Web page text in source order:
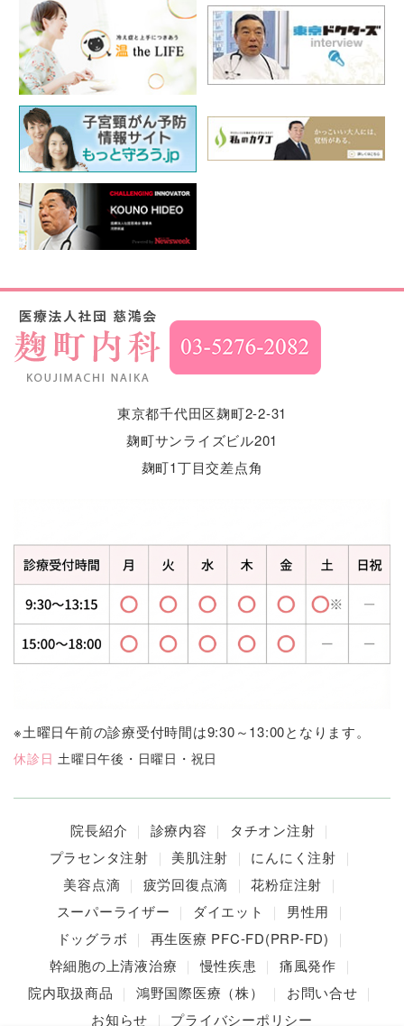
東京都千代田区麹町2-2-31
麹町サンライズビル201
麹町1丁目交差点角
※土曜日午前の診療受付時間は9:30～13:00となります。
休診日 土曜日午後・日曜日・祝日
院長紹介 診療内容
タチオン注射
プラセンタ注射
美肌注射
にんにく注射
美容点滴
疲労回復点滴
花粉症注射
スーパーライザー
ダイエット
男性用
ドッグラボ
再生医療 PFC-FD(PRP-FD)
幹細胞の上清液治療
慢性疾患
痛風発作
院内取扱商品
鴻野国際医療（株）
お問い合せ
お知らせ
プライバシーポリシー